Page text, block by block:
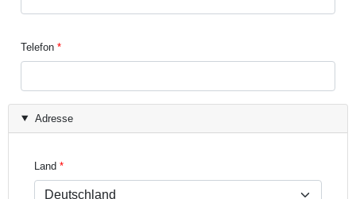
Telefon
Adresse
Land